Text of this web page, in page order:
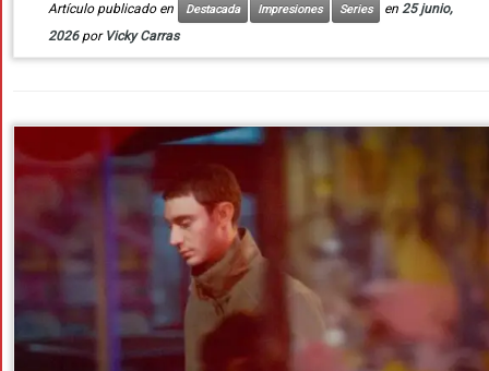
Artículo publicado en Destacada Impresiones Series en 25 junio,
2026 por Vicky Carras